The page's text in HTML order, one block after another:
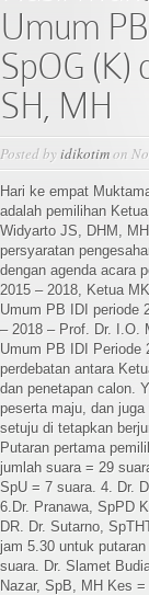
Umum
SpOG (K)
SH, MH
Posted byidikotimon
Hari ke empat
adalah pemilihan
Widyarto JS, DHM,
persyaratan
dengan agenda acara
2015 – 2018, Ketua
Umum PB IDI periode
– 2018 – Prof. Dr. I.O.
Umum PB IDI Periode
perdebatan antara
dan penetapan calon.
peserta maju, dan
setuju di tetapkan
Putaran pertama
jumlah suara = 29
SpU = 7 suara. 4. Dr.
6.Dr. Pranawa, SpPD
DR. Dr. Sutarno,
jam 5.30 untuk
suara. Dr. Slamet
Nazar, SpB, MH Kes =